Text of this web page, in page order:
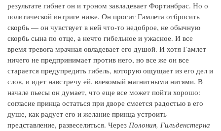
результате гибнет он и троном завладевает Фортинбрас. Но о
политической интриге ниже. Он просит Гамлета отбросить
скорбь — он чувствует в ней что‑то недоброе, не обычную
скорбь сына по отце, а нечто гибельное и ужасное. И все
время тревога мрачная овладевает его душой. И хотя Гамлет
ничего не предпринимает против него, но все же он все
старается предупредить гибель, которую ощущает из его дел и
слов, и идет навстречу ей, влекомый магнитными нитями. В
начале пьесы он думает, что еще все может пойти хорошо:
согласие принца остаться при дворе смеется радостью в его
душе, как радует его и желание принца устроить
представление, развеселиться. Через Полония, Гильденстерна